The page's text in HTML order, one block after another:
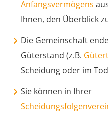
Anfangsvermögens
Ihnen, den Überblick
Die Gemeinschaft
Güterstand (z.B.
Scheidung oder im
Sie können in Ihrer